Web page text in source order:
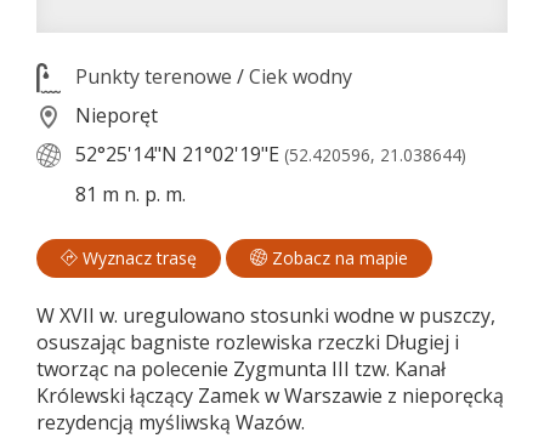
Punkty terenowe /Ciek wodny
Nieporęt
52°25'14"N 21°02'19"E (52.420596, 21.038644)
81 m n. p. m.
Wyznacz trasę Zobacz na mapie
W XVII w. uregulowano stosunki wodne w puszczy,
osuszając bagniste rozlewiska rzeczki Długiej i
tworząc na polecenie Zygmunta III tzw. Kanał
Królewski łączący Zamek w Warszawie z nieporęcką
rezydencją myśliwską Wazów.